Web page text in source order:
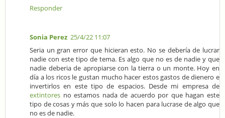
Responder
Sonia Perez 25/4/22 11:07
Seria un gran error que hicieran esto. No se debería de lucrar
nadie con este tipo de tema. Es algo que no es de nadie y que
nadie deberia de apropiarse con la tierra o un monte. Hoy en
día a los ricos le gustan mucho hacer estos gastos de dienero e
invertirlos en este tipo de espacios. Desde mi empresa de
extintores no estamos nada de acuerdo por que hagan este
tipo de cosas y más que solo lo hacen para lucrase de algo que
no es de nadie.